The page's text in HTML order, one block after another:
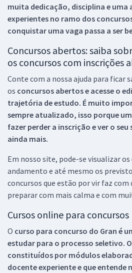
muita dedicação, disciplina e uma
experientes no ramo dos
conquistar uma vaga passa a ser
Concursos abertos: saiba
os concursos com inscrições
Conte com a nossa ajuda para ficar
os concursos abertos e acesse o
trajetória de estudo. É muito
sempre atualizado, isso porque
fazer perder a inscrição e ver o
ainda mais.
Em nosso site, pode-se visualizar
andamento e até mesmo os
concursos que estão por vir faz com
preparar com mais calma e com
Cursos online para concursos
O curso para concurso do Gran é
estudar para o processo seletivo.
constituídos por módulos
docente experiente e que entende